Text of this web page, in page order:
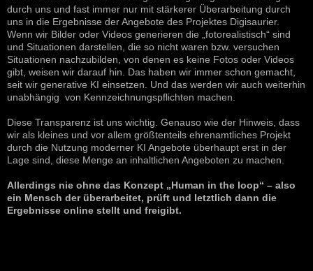
durch uns und fast immer nur mit stärkerer Überarbeitung durch
uns in die Ergebnisse der Angebote des Projektes Digisaurier.
Wenn wir Bilder oder Videos generieren die „fotorealistisch“ sind
und Situationen darstellen, die so nicht waren bzw. versuchen
Situationen nachzubilden, von denen es keine Fotos oder Videos
gibt, weisen wir darauf hin. Das haben wir immer schon gemacht,
seit wir generative KI einsetzen. Und das werden wir auch weiterhin
unabhängig von Kennzeichnungspflichten machen.
Diese Transparenz ist uns wichtig. Genauso wie der Hinweis, dass
wir als kleines und vor allem größtenteils ehrenamtliches Projekt
durch die Nutzung moderner KI Angebote überhaupt erst in der
Lage sind, diese Menge an inhaltlichen Angeboten zu machen.
Allerdings nie ohne das Konzept „Human in the loop“ – also
ein Mensch der überarbeitet, prüft und letztlich dann die
Ergebnisse online stellt und freigibt.